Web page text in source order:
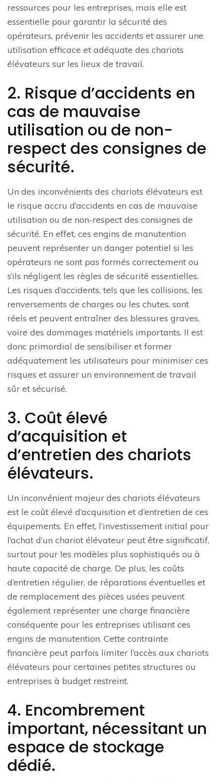
ressources pour les entreprises, mais elle est
essentielle pour garantir la sécurité des
opérateurs, prévenir les accidents et assurer une
utilisation efficace et adéquate des chariots
élévateurs sur les lieux de travail.
2. Risque d’accidents en
cas de mauvaise
utilisation ou de non-
respect des consignes de
sécurité.
Un des inconvénients des chariots élévateurs est
le risque accru d’accidents en cas de mauvaise
utilisation ou de non-respect des consignes de
sécurité. En effet, ces engins de manutention
peuvent représenter un danger potentiel si les
opérateurs ne sont pas formés correctement ou
s’ils négligent les règles de sécurité essentielles.
Les risques d’accidents, tels que les collisions, les
renversements de charges ou les chutes, sont
réels et peuvent entraîner des blessures graves,
voire des dommages matériels importants. Il est
donc primordial de sensibiliser et former
adéquatement les utilisateurs pour minimiser ces
risques et assurer un environnement de travail
sûr et sécurisé.
3. Coût élevé
d’acquisition et
d’entretien des chariots
élévateurs.
Un inconvénient majeur des chariots élévateurs
est le coût élevé d’acquisition et d’entretien de ces
équipements. En effet, l’investissement initial pour
l’achat d’un chariot élévateur peut être significatif,
surtout pour les modèles plus sophistiqués ou à
haute capacité de charge. De plus, les coûts
d’entretien régulier, de réparations éventuelles et
de remplacement des pièces usées peuvent
également représenter une charge financière
conséquente pour les entreprises utilisant ces
engins de manutention. Cette contrainte
financière peut parfois limiter l’accès aux chariots
élévateurs pour certaines petites structures ou
entreprises à budget restreint.
4. Encombrement
important, nécessitant un
espace de stockage
dédié.